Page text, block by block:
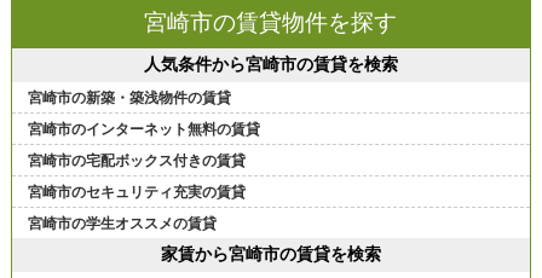
宮崎市の賃貸物件を探す
人気条件から宮崎市の賃貸を検索
宮崎市の新築・築浅物件の賃貸
宮崎市のインターネット無料の賃貸
宮崎市の宅配ボックス付きの賃貸
宮崎市のセキュリティ充実の賃貸
宮崎市の学生オススメの賃貸
家賃から宮崎市の賃貸を検索